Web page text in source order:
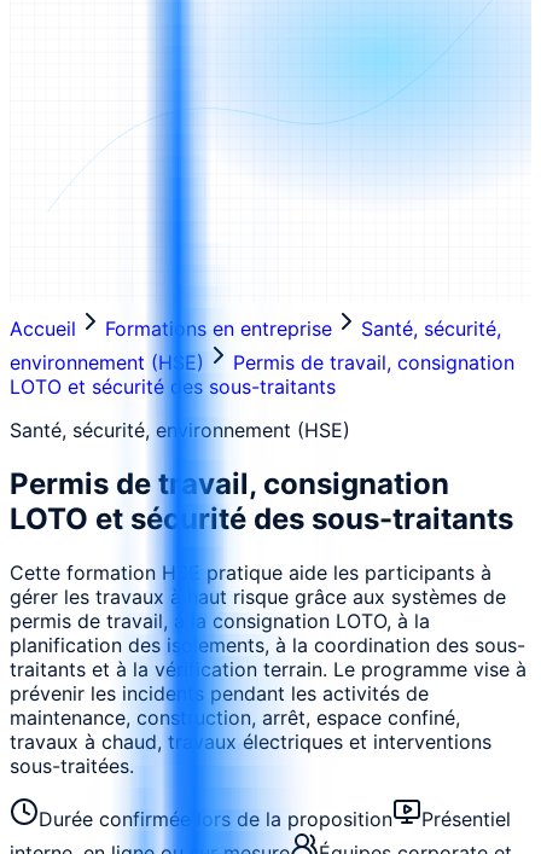
Accueil Formations en entreprise
Santé, sécurité,
environnement (HSE)
Permis de travail, consignation
LOTO et sécurité des sous-traitants
Santé, sécurité, environnement (HSE)
Permis de travail, consignation
LOTO et sécurité des sous-traitants
Cette formation HSE pratique aide les participants à
gérer les travaux à haut risque grâce aux systèmes de
permis de travail, à la consignation LOTO, à la
planification des isolements, à la coordination des sous-
traitants et à la vérification terrain. Le programme vise à
prévenir les incidents pendant les activités de
maintenance, construction, arrêt, espace confiné,
travaux à chaud, travaux électriques et interventions
sous-traitées.
Durée confirmée lors de la proposition
Présentiel